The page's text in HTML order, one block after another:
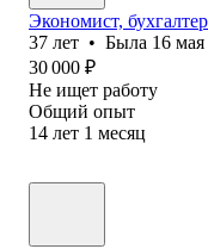
Экономист,
37 лет • Была 16
30 000 ₽
Не ищет работу
Общий опыт
14 лет 1 месяц